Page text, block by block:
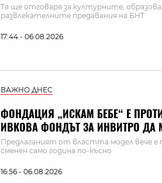
Тя ще отговаря за културните,
развлекателните предавания на БНТ
17:44 - 06.08.2026
ВАЖНО ДНЕС
ФОНДАЦИЯ „ИСКАМ БЕБЕ“ Е
ИВКОВА ФОНДЪТ ЗА ИНВИТРО ДА
Предлаганият от властта модел вече е
сменен само година по-късно
16:56 - 06.08.2026